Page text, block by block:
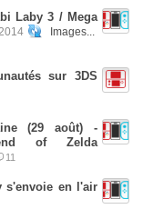
Laby 3 / Mega
Images...
sur 3DS
(29 août) -
of Zelda
11
s'envoie en l'air